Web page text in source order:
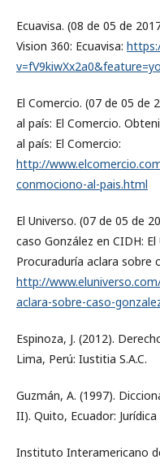
Ecuavisa. (08 de 05 de
Vision 360: Ecuavisa:
El Comercio. (07 de 05 de
al país: El Comercio.
al país: El Comercio:
http://
conmociono-al-pais.html
El Universo. (07 de 05 de
caso González en CIDH:
Procuraduría aclara sobre
http://
aclara-sobre-caso-
Espinoza, J. (2012).
Lima, Perú: Iustitia S.A.C.
Guzmán, A. (1997).
II). Quito, Ecuador: Jurídica
Instituto Interamericano